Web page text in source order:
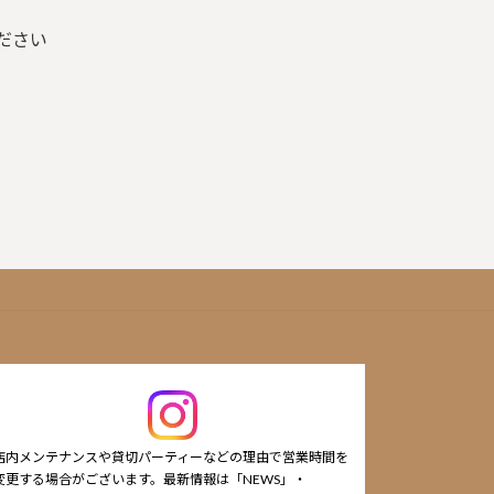
さい
内メンテナンスや貸切パーティーなどの理由で営業時間を
更する場合がございます。最新情報は「NEWS」・